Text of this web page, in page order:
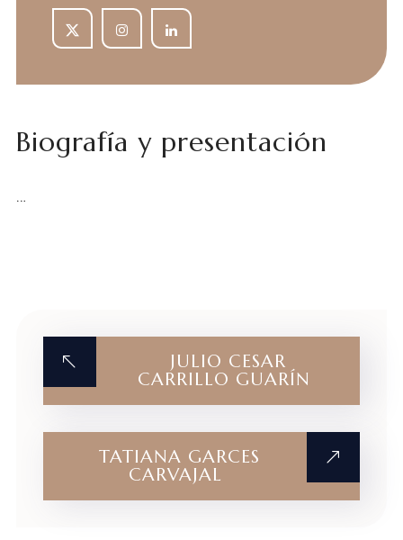
Biografía y presentación
…
JULIO CESAR
CARRILLO GUARÍN
TATIANA GARCES
CARVAJAL